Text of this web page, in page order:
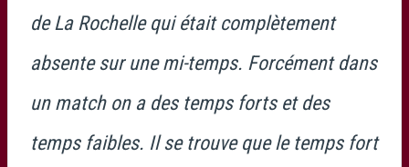
de La Rochelle qui était complètement
absente sur une mi-temps. Forcément dans
un match on a des temps forts et des
temps faibles. Il se trouve que le temps fort